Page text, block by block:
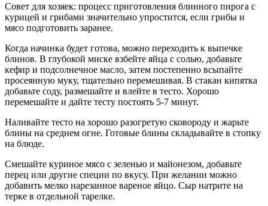
Совет для хозяек: процесс приготовления блинного пирога с
курицей и грибами значительно упростится, если грибы и
мясо подготовить заранее.
Когда начинка будет готова, можно переходить к выпечке
блинов. В глубокой миске взбейте яйца с солью, добавьте
кефир и подсолнечное масло, затем постепенно всыпайте
просеянную муку, тщательно перемешивая. В стакан кипятка
добавьте соду, размешайте и влейте в тесто. Хорошо
перемешайте и дайте тесту постоять 5-7 минут.
Наливайте тесто на хорошо разогретую сковороду и жарьте
блины на среднем огне. Готовые блины складывайте в стопку
на блюде.
Смешайте куриное мясо с зеленью и майонезом, добавьте
перец или другие специи по вкусу. При желании можно
добавить мелко нарезанное вареное яйцо. Сыр натрите на
терке в отдельной тарелке.